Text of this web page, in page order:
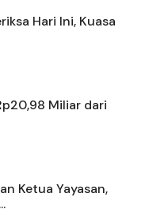
Hari Ini, Kuasa
Miliar dari
Ketua Yayasan,